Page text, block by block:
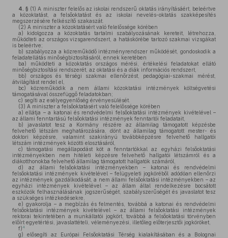
4. § (1) A miniszter felelős az iskolai rendszerű oktatás irányításáért, beleértve
a közoktatást, a felsőoktatást és az iskolai nevelés-oktatás szakképesítés
megszerzésére felkészítő szakaszát.
(2) A miniszter a közoktatásért való felelőssége körében
a) kidolgozza a közoktatás tartalmi szabályozásának kereteit, létrehozza,
működteti az országos vizsgarendszert, a hatáskörébe tartozó szakmai vizsgákat
is beleértve;
b) szabályozza a közreműködő intézményrendszer működését, gondoskodik a
feladatellátás minőségbiztosításáról, ennek keretében
ba) működteti a közoktatás országos mérési, értékelési feladatokat ellátó
minőségbiztosítási rendszerét, az oktatási és a diák információs rendszert,
bb) országos és térségi szakmai ellenőrzést, pedagógiai-szakmai mérést,
átvilágítást rendel el,
bc) közreműködik a nem állami közoktatási intézmények költségvetési
támogatásával összefüggő feladatokban;
c) segíti az esélyegyenlőség érvényesülését.
(3) A miniszter a felsőoktatásért való felelőssége körében
a) ellátja – a katonai és rendvédelmi felsőoktatási intézmények kivételével –
az állami fenntartású felsőoktatási intézmények fenntartói feladatait,
b) javaslatot tesz a Kormány részére az államilag támogatott képzésbe
felvehető létszám meghatározására, dönt az államilag támogatott mester- és
doktori képzésre, valamint szakirányú továbbképzésre felvehető hallgatói
létszám intézmények közötti elosztásáról,
c) támogatási megállapodást köt a fenntartókkal az egyházi felsőoktatási
intézményekben nem hitéleti képzésre felvehető hallgatói létszámról és a
diákotthonokba felvehető államilag támogatott hallgatók számáról,
d) az állami felsőoktatási intézményekben – katonai és rendvédelmi
felsőoktatási intézmények kivételével – felügyeleti jogköréből adódóan ellenőrzi
az intézmények gazdálkodását, a nem állami felsőoktatási intézményekben – az
egyházi intézmények kivételével – az állam által rendelkezésre bocsátott
eszközök felhasználásának jogszerűségét, szabályszerűségét és javaslatot tesz
a szükséges intézkedésekre,
e) gyakorolja – a megbízás és felmentés, továbbá a katonai és rendvédelmi
felsőoktatási intézmények kivételével – az állami felsőoktatási intézmények
rektorai tekintetében a munkáltatói jogkört, továbbá a felsőoktatási törvényben
előírt egyetértési, javaslattételi, véleményezési, illetőleg előterjesztői jogköröket,
f)4
g) elősegíti az Európai Felsőoktatási Térség kialakításában és a Bolognai